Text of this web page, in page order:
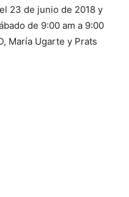
23 de junio de 2018 y
de 9:00 am a 9:00
María Ugarte y Prats